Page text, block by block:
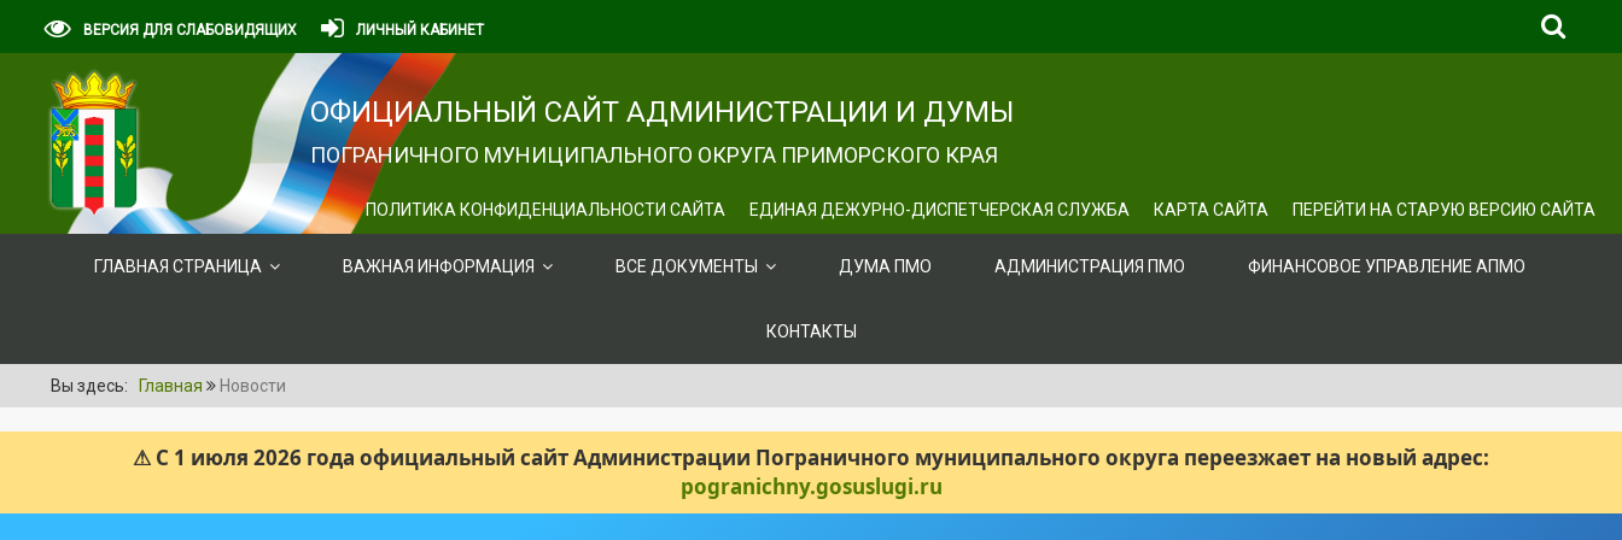
ВЕРСИЯ ДЛЯ СЛАБОВИДЯЩИХ ЛИЧНЫЙ КАБИНЕТ
ОФИЦИАЛЬНЫЙ САЙТ АДМИНИСТРАЦИИ И ДУМЫ
ПОГРАНИЧНОГО МУНИЦИПАЛЬНОГО ОКРУГА ПРИМОРСКОГО КРАЯ
ПОЛИТИКА КОНФИДЕНЦИАЛЬНОСТИ САЙТА ЕДИНАЯ ДЕЖУРНО-ДИСПЕТЧЕРСКАЯ СЛУЖБА КАРТА САЙТА ПЕРЕЙТИ НА СТАРУЮ ВЕРСИЮ САЙТА
ГЛАВНАЯ СТРАНИЦА ВАЖНАЯ ИНФОРМАЦИЯ ВСЕ ДОКУМЕНТЫ ДУМА ПМО АДМИНИСТРАЦИЯ ПМО ФИНАНСОВОЕ УПРАВЛЕНИЕ АПМО
КОНТАКТЫ
Вы здесь: Главная Новости
⚠ С 1 июля 2026 года официальный сайт Администрации Пограничного муниципального округа переезжает на новый адрес:
pogranichny.gosuslugi.ru